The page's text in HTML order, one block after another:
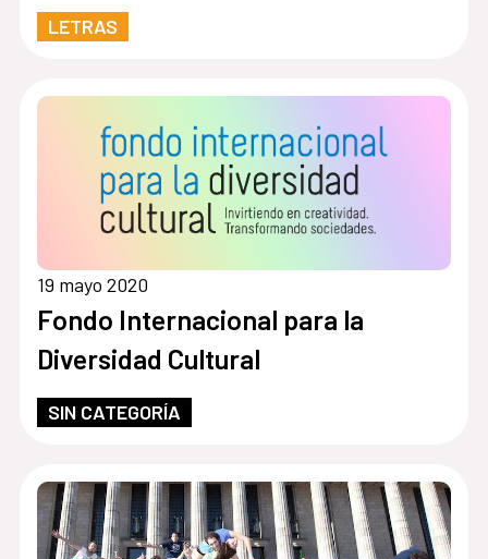
LETRAS
19 mayo 2020
Fondo Internacional para la
Diversidad Cultural
SIN CATEGORÍA